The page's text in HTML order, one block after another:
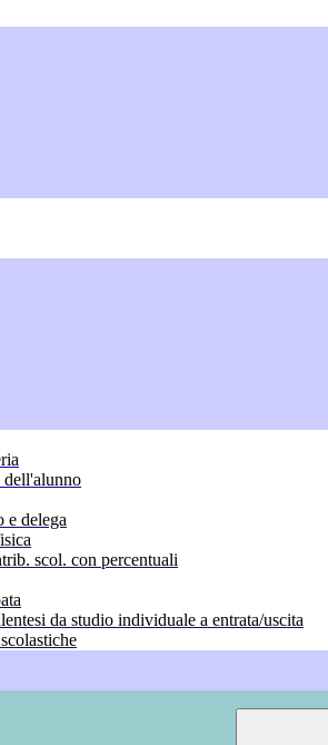
dell'alunno
e delega
scol. con percentuali
da studio individuale a entrata/uscita